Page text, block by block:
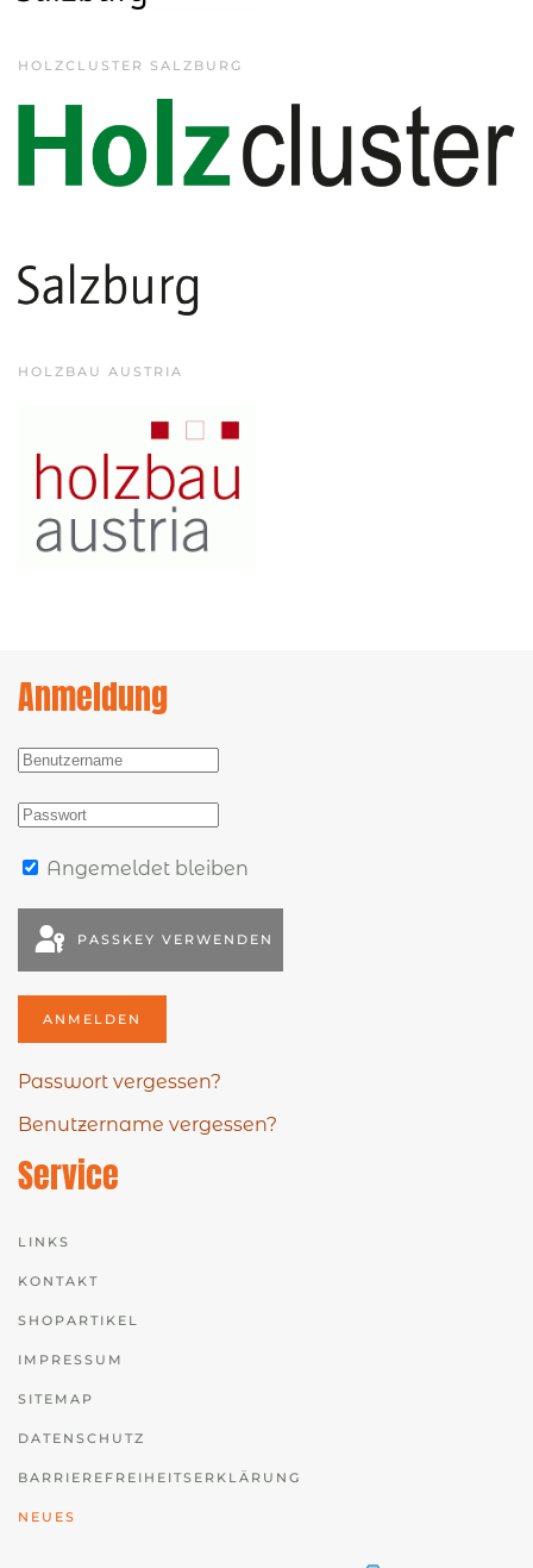
HOLZCLUSTER SALZBURG
HOLZBAU AUSTRIA
Anmeldung
Angemeldet bleiben
PASSKEY VERWENDEN
ANMELDEN
Passwort vergessen?
Benutzername vergessen?
Service
LINKS
KONTAKT
SHOPARTIKEL
IMPRESSUM
SITEMAP
DATENSCHUTZ
BARRIEREFREIHEITSERKLÄRUNG
NEUES